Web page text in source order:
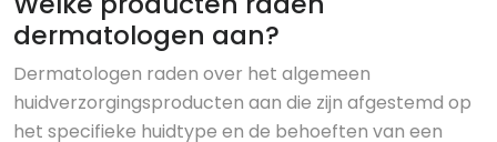
dermatologen aan?
Dermatologen raden over het algemeen
huidverzorgingsproducten aan die zijn afgestemd op
het specifieke huidtype en de behoeften van een